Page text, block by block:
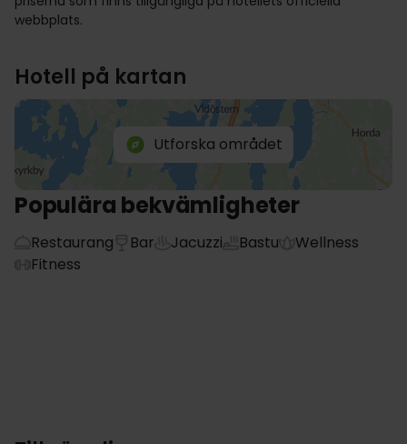
webbplats.
Hotell på kartan
Utforska området
Populära bekvämligheter
Restaurang Bar Jacuzzi Bastu
Wellness
Fitness